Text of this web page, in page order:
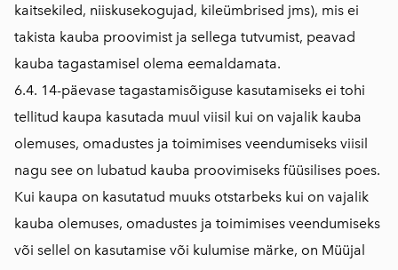
kaitsekiled, niiskusekogujad, kileümbrised jms), mis ei
takista kauba proovimist ja sellega tutvumist, peavad
kauba tagastamisel olema eemaldamata.
6.4. 14-päevase tagastamisõiguse kasutamiseks ei tohi
tellitud kaupa kasutada muul viisil kui on vajalik kauba
olemuses, omadustes ja toimimises veendumiseks viisil
nagu see on lubatud kauba proovimiseks füüsilises poes.
Kui kaupa on kasutatud muuks otstarbeks kui on vajalik
kauba olemuses, omadustes ja toimimises veendumiseks
või sellel on kasutamise või kulumise märke, on Müüjal